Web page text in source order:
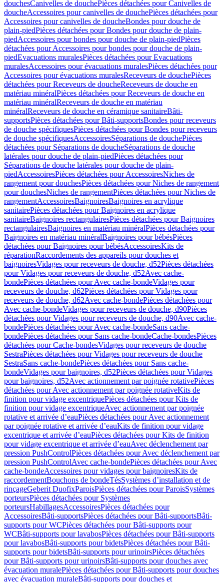
douchesCanivelles de douchePièces détachées pour Canivelles de
doucheAccessoires pour canivelles de douchePièces détachées pour
Accessoires pour canivelles de doucheBondes pour douche de
plain-piedPièces détachées pour Bondes pour douche de plain-
piedAccessoires pour bondes pour douche de plain-piedPièces
détachées pour Accessoires pour bondes pour douche de plain-
piedEvacuations muralesPièces détachées pour Evacuations
muralesAccessoires pour évacuations muralesPièces détachées pour
Accessoires pour évacuations muralesReceveurs de douchePièces
détachées pour Receveurs de doucheReceveurs de douche en
matériau minéralPièces détachées pour Receveurs de douche en
matériau minéralReceveurs de douche en matériau
minéralReceveurs de douche en céramique sanitaireBâti-
supportsPièces détachées pour Bâti-supportsBondes pour receveurs
de douche spécifiquesPièces détachées pour Bondes pour receveurs
de douche spécifiquesAccessoiresSéparations de douchePièces
détachées pour Séparations de doucheSéparations de douche
latérales pour douche de plain-piedPièces détachées pour
Séparations de douche latérales pour douche de plain-
piedAccessoiresPièces détachées pour AccessoiresNiches de
rangement pour douchesPièces détachées pour Niches de rangement
pour douchesNiches de rangementPièces détachées pour Niches de
rangementAccessoiresBaignoiresBaignoires en acrylique
sanitairePièces détachées pour Baignoires en acrylique
sanitaireBaignoires rectangulairesPièces détachées pour Baignoires
rectangulairesBaignoires en matériau minéralPièces détachées pour
Baignoires en matériau minéralBaignoires pour bébésPièces
détachées pour Baignoires pour bébésAccessoiresKits de
réparationRaccordements des appareils pour douches et
baignoiresVidages pour receveurs de douche, d52Pièces détachées
pour Vidages pour receveurs de douche, d52Avec cache-
bondePièces détachées pour Avec cache-bondeVidages pour
receveurs de douche, d62Pièces détachées pour Vidages pour
receveurs de douche, d62Avec cache-bondePièces détachées pour
Avec cache-bondeVidages pour receveurs de douche, d90Pièces
détachées pour Vidages pour receveurs de douche, d90Avec cache-
bondePièces détachées pour Avec cache-bondeSans cache-
bondePièces détachées pour Sans cache-bondeCache-bondesPièces
détachées pour Cache-bondesVidages pour receveurs de douche
SestraPièces détachées pour Vidages pour receveurs de douche
SestraSans cache-bondePièces détachées pour Sans cache-
bondeVidages pour baignoires, d52Pièces détachées pour Vidages
pour baignoires, d52Avec actionnement par poignée rotativePièces
détachées pour Avec actionnement par poignée rotativeKits de
finition pour vidage excentriquePièces détachées pour Kits de
finition pour vidage excentriqueAvec actionnement par poignée
rotative et arrivée d’eauPièces détachées pour Avec actionnement
par poignée rotative et arrivée d’eauKits de finition pour vidage
excentrique et arrivée d’eauPièces détachées pour Kits de finition
pour vidage excentrique et arrivée d’eauAvec déclenchement par
pression PushControlPièces détachées pour Avec déclenchement par
pression PushControlAvec cache-bondePièces détachées pour Avec
cache-bondeAccessoires pour vidages pour baignoiresKits de
raccordementBouchons de bondeTésSystèmes d’installation et de
rinçageGeberit DuofixParoisPièces détachées pour ParoisSystèmes
porteursPièces détachées pour Systèmes
porteursHabillagesAccessoiresPièces détachées pour
AccessoiresBâti-supportsPièces détachées pour Bâti-supportsBâti-
supports pour WCPièces détachées pour Bâti-supports pour
WCBâti-supports pour lavabosPièces détachées pour Bâti-supports
pour lavabosBâti-supports pour bidetsPièces détachées pour Bâti-
supports pour bidetsBâti-supports pour urinoirsPièces détachées
pour Bâti-supports pour urinoirsBâti-supports pour douches avec
évacuation muralePièces détachées pour Bâti-supports pour douches
avec évacuation muraleBâti-supports pour douches et